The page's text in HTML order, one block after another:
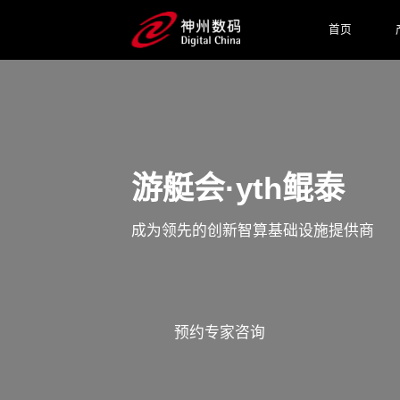
首页
游艇会·yth鲲泰
成为领先的创新智算基础设施提供商
预约专家咨询